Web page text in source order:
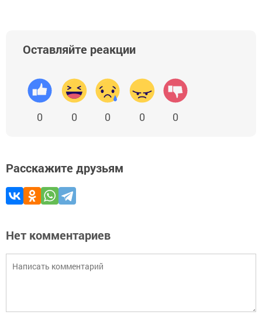
Оставляйте реакции
0 0 0 0 0
Расскажите друзьям
Нет комментариев